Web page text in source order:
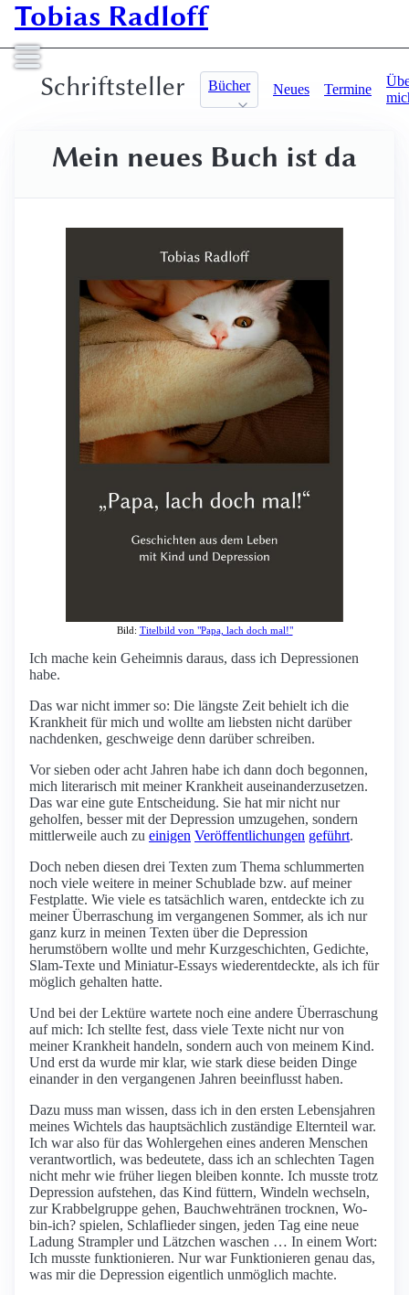
Tobias Radloff
Schriftsteller Bücher Neues Termine
Mein neues Buch ist da
Ich mache kein Geheimnis daraus, dass ich Depressionen
habe.
Das war nicht immer so: Die längste Zeit behielt ich die
Krankheit für mich und wollte am liebsten nicht darüber
nachdenken, geschweige denn darüber schreiben.
Vor sieben oder acht Jahren habe ich dann doch begonnen,
mich literarisch mit meiner Krankheit auseinanderzusetzen.
Das war eine gute Entscheidung. Sie hat mir nicht nur
geholfen, besser mit der Depression umzugehen, sondern
mittlerweile auch zu einigen Veröffentlichungen geführt.
Doch neben diesen drei Texten zum Thema schlummerten
noch viele weitere in meiner Schublade bzw. auf meiner
Festplatte. Wie viele es tatsächlich waren, entdeckte ich zu
meiner Überraschung im vergangenen Sommer, als ich nur
ganz kurz in meinen Texten über die Depression
herumstöbern wollte und mehr Kurzgeschichten, Gedichte,
Slam-Texte und Miniatur-Essays wiederentdeckte, als ich für
möglich gehalten hatte.
Und bei der Lektüre wartete noch eine andere Überraschung
auf mich: Ich stellte fest, dass viele Texte nicht nur von
meiner Krankheit handeln, sondern auch von meinem Kind.
Und erst da wurde mir klar, wie stark diese beiden Dinge
einander in den vergangenen Jahren beeinflusst haben.
Dazu muss man wissen, dass ich in den ersten Lebensjahren
meines Wichtels das hauptsächlich zuständige Elternteil war.
Ich war also für das Wohlergehen eines anderen Menschen
verantwortlich, was bedeutete, dass ich an schlechten Tagen
nicht mehr wie früher liegen bleiben konnte. Ich musste trotz
Depression aufstehen, das Kind füttern, Windeln wechseln,
zur Krabbelgruppe gehen, Bauchwehtränen trocknen, Wo-
bin-ich? spielen, Schlaflieder singen, jeden Tag eine neue
Ladung Strampler und Lätzchen waschen … In einem Wort:
Ich musste funktionieren. Nur war Funktionieren genau das,
was mir die Depression eigentlich unmöglich machte.
Bild: Titelbild von "Papa, lach doch mal!"